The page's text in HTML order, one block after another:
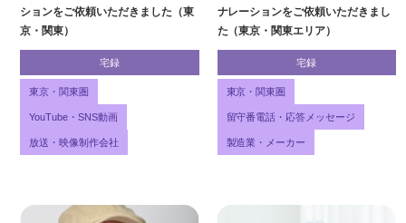
ションをご依頼いただきました（東
京・関東）
宅録
東京・関東圏
YouTube・SNS動画
放送・映像制作会社
ナレーションをご依頼いただきまし
た（東京・関東エリア）
宅録
東京・関東圏
留守番電話・応答メッセージ
製造業・メーカー